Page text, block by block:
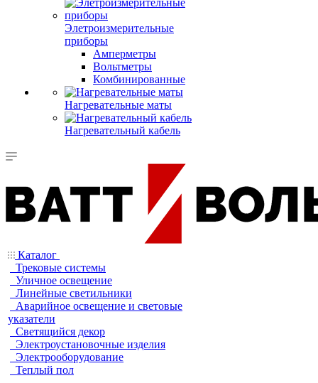
Элетроизмерительные
приборы
Амперметры
Вольтметры
Комбинированные
Нагревательные маты
Нагревательный кабель
Каталог
Трековые системы
Уличное освещение
Линейные светильники
Аварийное освещение и световые
указатели
Светящийся декор
Электроустановочные изделия
Электрооборудование
Теплый пол